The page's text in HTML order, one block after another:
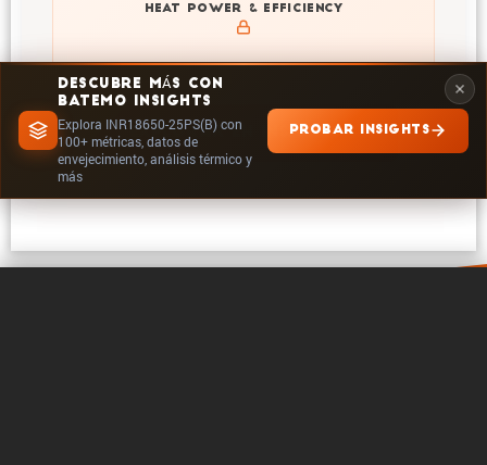
DESCUBRE MÁS CON
BATEMO INSIGHTS
Explora INR18650-25PS(B) con
100+ métricas, datos de
envejecimiento, análisis térmico y
más
PROBAR INSIGHTS
HEAT POWER & EFFICIENCY
temperatures and powers of INR18650-25PS(B)
EXPLORAR EN INSIGHTS